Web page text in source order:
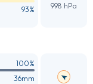
93% 998 hPa
100%
36mm